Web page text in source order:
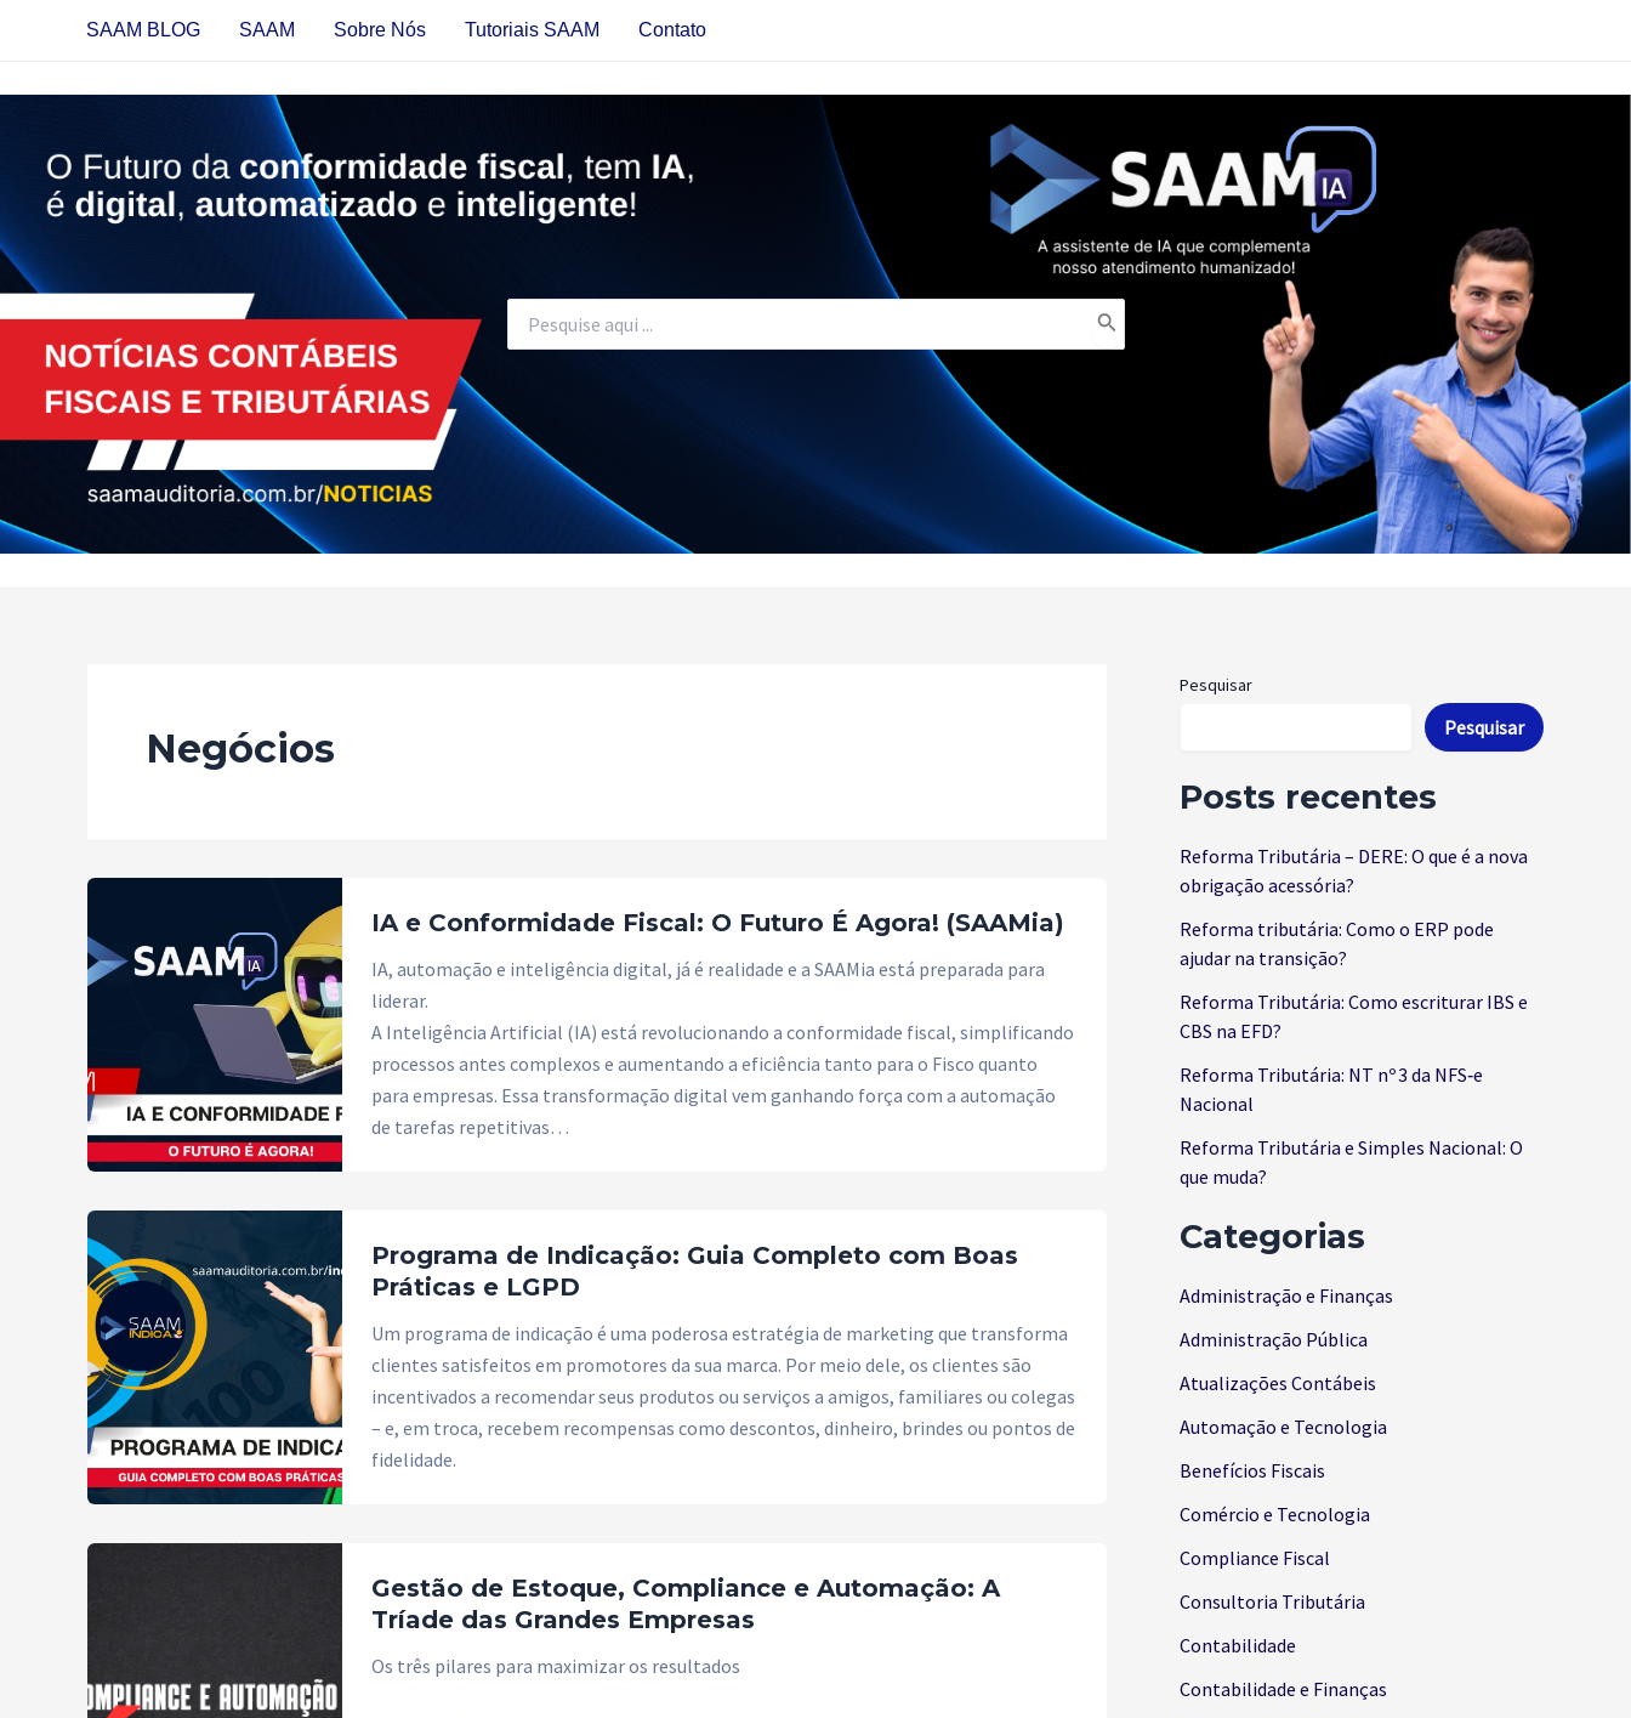
conteúdo
SAAM BLOG SAAM Sobre Nós Tutoriais SAAM Contato
Procurar:
Negócios
IA e Conformidade Fiscal: O Futuro É Agora! (SAAMia)
IA, automação e inteligência digital, já é realidade e a SAAMia está preparada para
liderar.
A Inteligência Artificial (IA) está revolucionando a conformidade fiscal, simplificando
processos antes complexos e aumentando a eficiência tanto para o Fisco quanto
para empresas. Essa transformação digital vem ganhando força com a automação
de tarefas repetitivas…
Programa de Indicação: Guia Completo com Boas
Práticas e LGPD
Um programa de indicação é uma poderosa estratégia de marketing que transforma
clientes satisfeitos em promotores da sua marca. Por meio dele, os clientes são
incentivados a recomendar seus produtos ou serviços a amigos, familiares ou colegas
– e, em troca, recebem recompensas como descontos, dinheiro, brindes ou pontos de
fidelidade.
Gestão de Estoque, Compliance e Automação: A
Tríade das Grandes Empresas
Os três pilares para maximizar os resultados
Pesquisar
Pesquisar
Posts recentes
Reforma Tributária – DERE: O que é a nova
obrigação acessória?
Reforma tributária: Como o ERP pode
ajudar na transição?
Reforma Tributária: Como escriturar IBS e
CBS na EFD?
Reforma Tributária: NT nº 3 da NFS‑e
Nacional
Reforma Tributária e Simples Nacional: O
que muda?
Categorias
Administração e Finanças
Administração Pública
Atualizações Contábeis
Automação e Tecnologia
Benefícios Fiscais
Comércio e Tecnologia
Compliance Fiscal
Consultoria Tributária
Contabilidade
Contabilidade e Finanças